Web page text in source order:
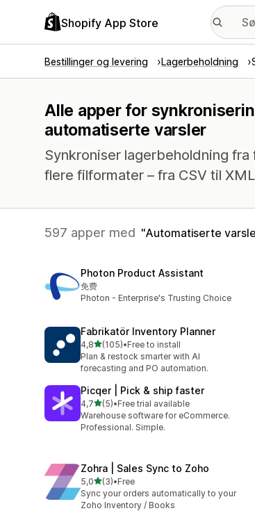
Shopify App Store
Bestillinger og levering Lagerbeholdning
Alle apper for
automatiserte varsler
Synkroniser lagerbeholdning
flere filformater – fra CSV til
597 apper med Automatiserte
Photon Product Assistant
免费
Photon - Enterprise's Trusting Choice
Fabrikatör Inventory Planner
4,8av 5 stjerner
(105)
Totalt 105 omtaler
•Free to install
Plan & restock smarter with AI
forecasting and PO automation.
Picqer | Pick & ship faster
4,7av 5 stjerner
(5)
Totalt 5 omtaler
•Free trial available
Warehouse software for eCommerce.
Professional. Simple.
Zohra | Sales Sync to Zoho
5,0av 5 stjerner
(3)
Totalt 3 omtaler
•Free
Sync your orders automatically to your
Zoho Inventory / Books